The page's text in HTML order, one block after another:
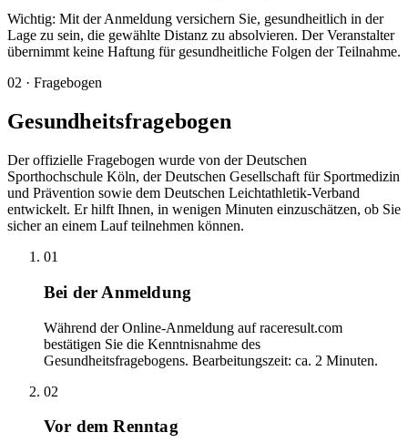
Wichtig: Mit der Anmeldung versichern Sie, gesundheitlich in der
Lage zu sein, die gewählte Distanz zu absolvieren. Der Veranstalter
übernimmt keine Haftung für gesundheitliche Folgen der Teilnahme.
02 · Fragebogen
Gesundheitsfragebogen
Der offizielle Fragebogen wurde von der Deutschen
Sporthochschule Köln, der Deutschen Gesellschaft für Sportmedizin
und Prävention sowie dem Deutschen Leichtathletik-Verband
entwickelt. Er hilft Ihnen, in wenigen Minuten einzuschätzen, ob Sie
sicher an einem Lauf teilnehmen können.
01
Bei der Anmeldung
Während der Online-Anmeldung auf raceresult.com
bestätigen Sie die Kenntnisnahme des
Gesundheitsfragebogens. Bearbeitungszeit: ca. 2 Minuten.
02
Vor dem Renntag